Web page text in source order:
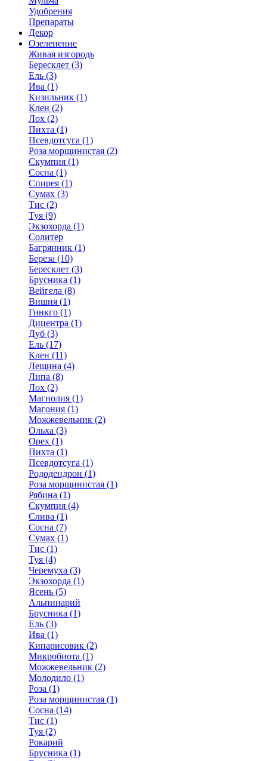
Удобрения
Препараты
Декор
Озеленение
Живая изгородь
Бересклет (3)
Ель (3)
Ива (1)
Кизильник (1)
Клен (2)
Лох (2)
Пихта (1)
Псевдотсуга (1)
Роза морщинистая (2)
Скумпия (1)
Сосна (1)
Спирея (1)
Сумах (3)
Тис (2)
Туя (9)
Экзохорда (1)
Солитер
Багрянник (1)
Береза (10)
Бересклет (3)
Брусника (1)
Вейгела (8)
Вишня (1)
Гинкго (1)
Дицентра (1)
Дуб (3)
Ель (17)
Клен (11)
Лещина (4)
Липа (8)
Лох (2)
Магнолия (1)
Магония (1)
Можжевельник (2)
Ольха (3)
Орех (1)
Пихта (1)
Псевдотсуга (1)
Рододендрон (1)
Роза морщинистая (1)
Рябина (1)
Скумпия (4)
Слива (1)
Сосна (7)
Сумах (1)
Тис (1)
Туя (4)
Черемуха (3)
Экзохорда (1)
Ясень (5)
Альпинарий
Брусника (1)
Ель (3)
Ива (1)
Кипарисовик (2)
Микробиота (1)
Можжевельник (2)
Молодило (1)
Роза (1)
Роза морщинистая (1)
Сосна (14)
Тис (1)
Туя (2)
Рокарий
Брусника (1)